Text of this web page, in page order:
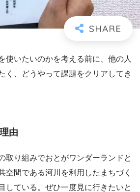
使いたいのかを考える前に、他の人
く、どうやって課題をクリアしてき
由
取り組みでおとがワンダーランドと
空間である河川を利用したまちづく
している。ぜひ一度見に行きたいと